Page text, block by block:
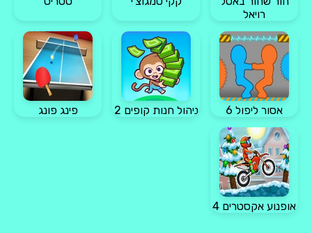
רויאל
אסור ליפול 6 ניהול חנות קופים 2 פינג פונג
אופנוע אקסטרים 4